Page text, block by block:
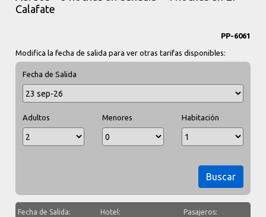
Calafate
PP-6061
Modifica la fecha de salida para ver otras tarifas disponibles:
Fecha de Salida
Adultos Menores Habitación
Buscar
Fecha de Salida: Hotel: Pasajeros: